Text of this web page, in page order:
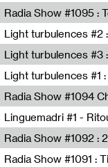
Loraine Baud,Sylvain
Usmaradio
Lutèce Lockness
Jérôme Game,Jean-
Reboot.fm
Linguemadri #1 -
Meris Angioletti
Radia Show #1092 :
Diffusion FM
Radia Show #1091 :